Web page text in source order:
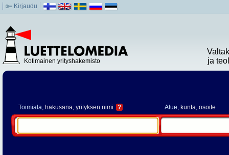
Kirjaudu
Kotimainen yrityshakemisto
ja
Toimiala, hakusana, yrityksen nimi ? Alue, kunta, osoite